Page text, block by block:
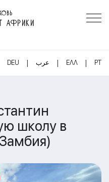
АФРИКИ
DEU | عرب | ΕΛΛ | PT
школу в